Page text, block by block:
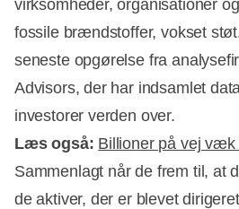
virksomheder, organisationer
fossile brændstoffer, vokset
seneste opgørelse fra
Advisors, der har indsamlet
investorer verden over.
Læs også: Billioner på vej væk
Sammenlagt når de frem til, at
de aktiver, der er blevet